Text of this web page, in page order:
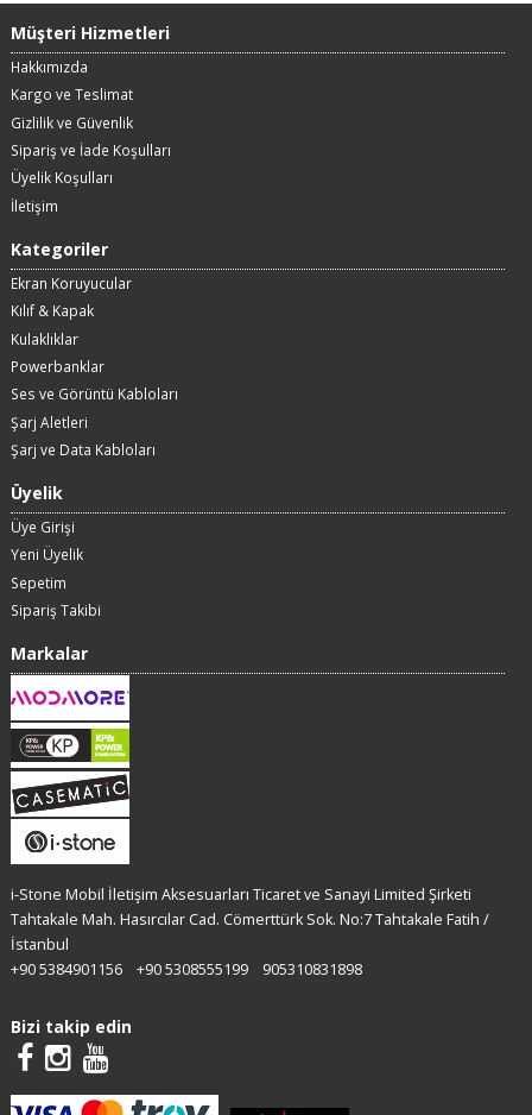
Müşteri Hizmetleri
Hakkımızda
Kargo ve Teslimat
Gizlilik ve Güvenlik
Sipariş ve İade Koşulları
Üyelik Koşulları
İletişim
Kategoriler
Ekran Koruyucular
Kılıf & Kapak
Kulaklıklar
Powerbanklar
Ses ve Görüntü Kabloları
Şarj Aletleri
Şarj ve Data Kabloları
Üyelik
Üye Girişi
Yeni Üyelik
Sepetim
Sipariş Takibi
Markalar
i-Stone Mobil İletişim Aksesuarları Ticaret ve Sanayi Limited Şirketi
Tahtakale Mah. Hasırcılar Cad. Cömerttürk Sok. No:7 Tahtakale Fatih /
İstanbul
+90 5384901156
+90 5308555199 905310831898
Bizi takip edin